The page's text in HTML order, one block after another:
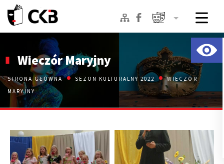
Menu
Treści
StopkiWieczór Maryjny
STRONA GŁÓWNA SEZON KULTURALNY 2022
WIECZÓR
MARYJNY